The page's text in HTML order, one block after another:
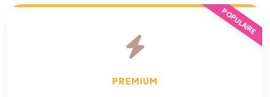
POPULAIRE
PREMIUM